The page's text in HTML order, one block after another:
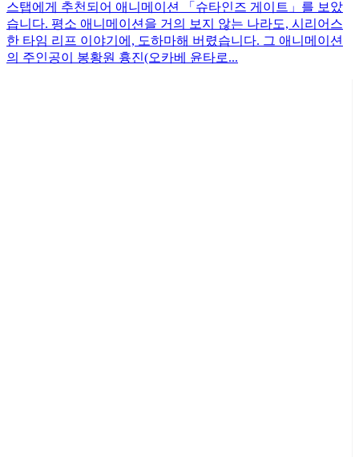
스탭에게 추천되어 애니메이션 「슈타인즈 게이트」를 보았
습니다. 평소 애니메이션을 거의 보지 않는 나라도, 시리어스
한 타임 리프 이야기에, 도하마해 버렸습니다. 그 애니메이션
의 주인공이 봉황원 흉진(오카베 윤타로...